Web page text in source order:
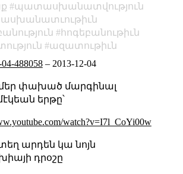
պատասխանատվություն
հոգեբանութիւն
ազատութիւն
488058– 2013-12-04
փախած մարգինալ
երթը՝
watch?v=I7l_CoYi00w
արդեն կա նոյն
դրօշը